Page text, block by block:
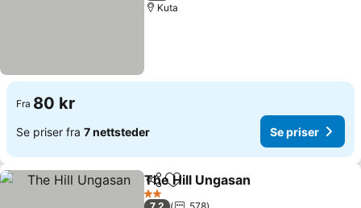
Kuta
Fra 80 kr
Se priser fra 7 nettsteder Se priser
Del Legg til i favoritter
The Hill Ungasan
2 Stjerner